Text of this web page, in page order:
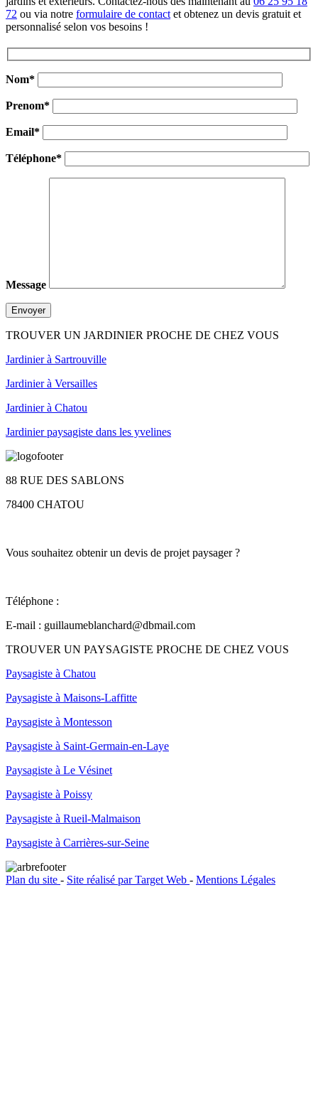
72 ou via notre formulaire de contact et obtenez un devis gratuit et
personnalisé selon vos besoins !
Nom*
Prenom*
Email*
Téléphone*
Message
TROUVER UN JARDINIER PROCHE DE CHEZ VOUS
Jardinier à Sartrouville
Jardinier à Versailles
Jardinier à Chatou
Jardinier paysagiste dans les yvelines
88 RUE DES SABLONS
78400 CHATOU
Vous souhaitez obtenir un devis de projet paysager ?
Téléphone :
E-mail : guillaumeblanchard@dbmail.com
TROUVER UN PAYSAGISTE PROCHE DE CHEZ VOUS
Paysagiste à Chatou
Paysagiste à Maisons-Laffitte
Paysagiste à Montesson
Paysagiste à Saint-Germain-en-Laye
Paysagiste à Le Vésinet
Paysagiste à Poissy
Paysagiste à Rueil-Malmaison
Paysagiste à Carrières-sur-Seine
Plan du site - Site réalisé par Target Web - Mentions Légales